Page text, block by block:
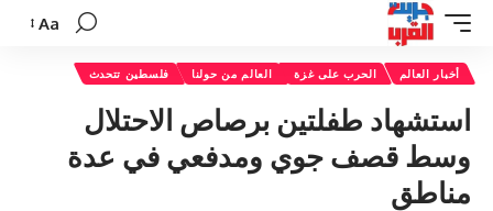
تغيير
Aa
أخبار العالم الحرب على غزة العالم من حولنا فلسطين تتحدث
استشهاد طفلتين برصاص الاحتلال
وسط قصف جوي ومدفعي في عدة
مناطق